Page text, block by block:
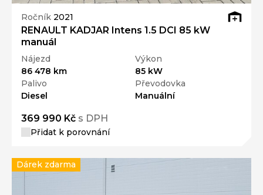
Ročník 2021
RENAULT KADJAR Intens 1.5 DCI 85 kW
manuál
Nájezd
86 478 km
Výkon
85 kW
Palivo
Diesel
Převodovka
Manuální
369 990 Kč s DPH
Přidat k porovnání
Dárek zdarma